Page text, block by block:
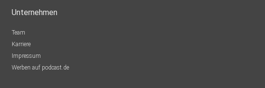
Unternehmen
Team
Karriere
Impressum
Werben auf podcast.de